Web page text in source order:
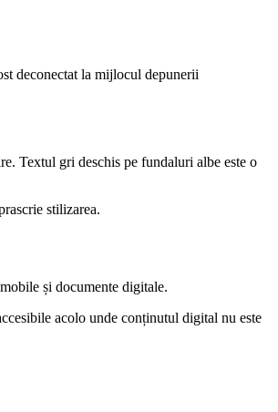
deconectat la mijlocul depunerii
Textul gri deschis pe fundaluri albe este o
stilizarea.
și documente digitale.
acolo unde conținutul digital nu este